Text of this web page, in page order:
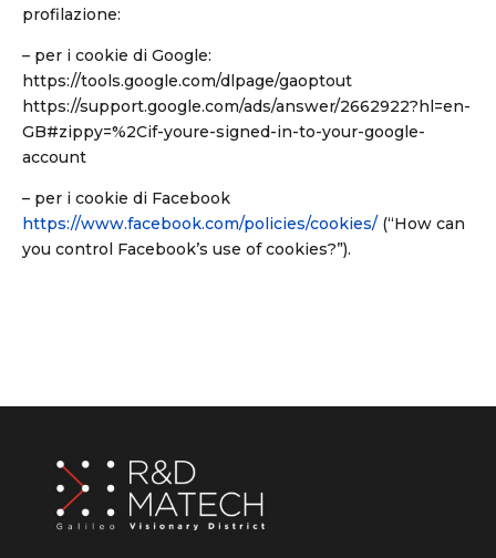
profilazione:
– per i cookie di Google:
https://tools.google.com/dlpage/gaoptout
https://support.google.com/ads/answer/2662922?hl=en-
GB#zippy=%2Cif-youre-signed-in-to-your-google-
account
– per i cookie di Facebook
https://www.facebook.com/policies/cookies/ (“How can
you control Facebook’s use of cookies?”).